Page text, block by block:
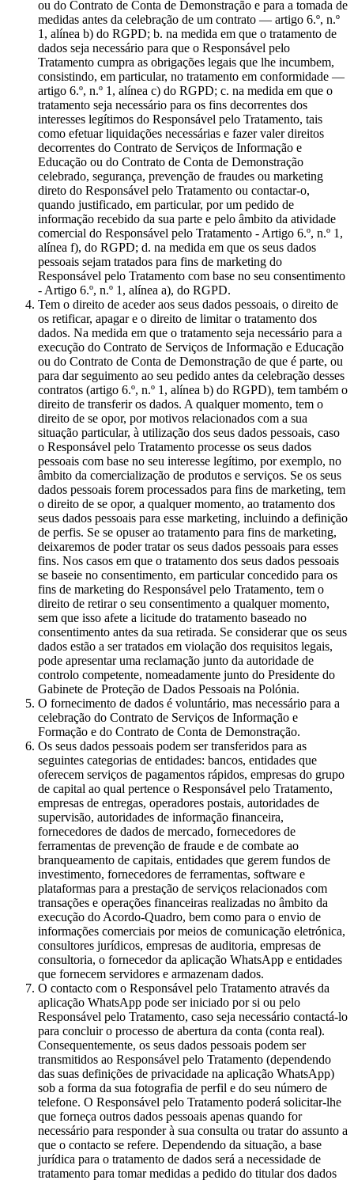
ou do Contrato de Conta de Demonstração e para a tomada de
medidas antes da celebração de um contrato — artigo 6.º, n.º
1, alínea b) do RGPD; b. na medida em que o tratamento de
dados seja necessário para que o Responsável pelo
Tratamento cumpra as obrigações legais que lhe incumbem,
consistindo, em particular, no tratamento em conformidade —
artigo 6.º, n.º 1, alínea c) do RGPD; c. na medida em que o
tratamento seja necessário para os fins decorrentes dos
interesses legítimos do Responsável pelo Tratamento, tais
como efetuar liquidações necessárias e fazer valer direitos
decorrentes do Contrato de Serviços de Informação e
Educação ou do Contrato de Conta de Demonstração
celebrado, segurança, prevenção de fraudes ou marketing
direto do Responsável pelo Tratamento ou contactar-o,
quando justificado, em particular, por um pedido de
informação recebido da sua parte e pelo âmbito da atividade
comercial do Responsável pelo Tratamento - Artigo 6.º, n.º 1,
alínea f), do RGPD; d. na medida em que os seus dados
pessoais sejam tratados para fins de marketing do
Responsável pelo Tratamento com base no seu consentimento
- Artigo 6.º, n.º 1, alínea a), do RGPD.
Tem o direito de aceder aos seus dados pessoais, o direito de
os retificar, apagar e o direito de limitar o tratamento dos
dados. Na medida em que o tratamento seja necessário para a
execução do Contrato de Serviços de Informação e Educação
ou do Contrato de Conta de Demonstração de que é parte, ou
para dar seguimento ao seu pedido antes da celebração desses
contratos (artigo 6.º, n.º 1, alínea b) do RGPD), tem também o
direito de transferir os dados. A qualquer momento, tem o
direito de se opor, por motivos relacionados com a sua
situação particular, à utilização dos seus dados pessoais, caso
o Responsável pelo Tratamento processe os seus dados
pessoais com base no seu interesse legítimo, por exemplo, no
âmbito da comercialização de produtos e serviços. Se os seus
dados pessoais forem processados para fins de marketing, tem
o direito de se opor, a qualquer momento, ao tratamento dos
seus dados pessoais para esse marketing, incluindo a definição
de perfis. Se se opuser ao tratamento para fins de marketing,
deixaremos de poder tratar os seus dados pessoais para esses
fins. Nos casos em que o tratamento dos seus dados pessoais
se baseie no consentimento, em particular concedido para os
fins de marketing do Responsável pelo Tratamento, tem o
direito de retirar o seu consentimento a qualquer momento,
sem que isso afete a licitude do tratamento baseado no
consentimento antes da sua retirada. Se considerar que os seus
dados estão a ser tratados em violação dos requisitos legais,
pode apresentar uma reclamação junto da autoridade de
controlo competente, nomeadamente junto do Presidente do
Gabinete de Proteção de Dados Pessoais na Polónia.
O fornecimento de dados é voluntário, mas necessário para a
celebração do Contrato de Serviços de Informação e
Formação e do Contrato de Conta de Demonstração.
Os seus dados pessoais podem ser transferidos para as
seguintes categorias de entidades: bancos, entidades que
oferecem serviços de pagamentos rápidos, empresas do grupo
de capital ao qual pertence o Responsável pelo Tratamento,
empresas de entregas, operadores postais, autoridades de
supervisão, autoridades de informação financeira,
fornecedores de dados de mercado, fornecedores de
ferramentas de prevenção de fraude e de combate ao
branqueamento de capitais, entidades que gerem fundos de
investimento, fornecedores de ferramentas, software e
plataformas para a prestação de serviços relacionados com
transações e operações financeiras realizadas no âmbito da
execução do Acordo-Quadro, bem como para o envio de
informações comerciais por meios de comunicação eletrónica,
consultores jurídicos, empresas de auditoria, empresas de
consultoria, o fornecedor da aplicação WhatsApp e entidades
que fornecem servidores e armazenam dados.
O contacto com o Responsável pelo Tratamento através da
aplicação WhatsApp pode ser iniciado por si ou pelo
Responsável pelo Tratamento, caso seja necessário contactá-lo
para concluir o processo de abertura da conta (conta real).
Consequentemente, os seus dados pessoais podem ser
transmitidos ao Responsável pelo Tratamento (dependendo
das suas definições de privacidade na aplicação WhatsApp)
sob a forma da sua fotografia de perfil e do seu número de
telefone. O Responsável pelo Tratamento poderá solicitar-lhe
que forneça outros dados pessoais apenas quando for
necessário para responder à sua consulta ou tratar do assunto a
que o contacto se refere. Dependendo da situação, a base
jurídica para o tratamento de dados será a necessidade de
tratamento para tomar medidas a pedido do titular dos dados